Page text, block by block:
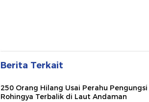
Berita Terkait
250 Orang Hilang Usai Perahu Pengungsi
Rohingya Terbalik di Laut Andaman